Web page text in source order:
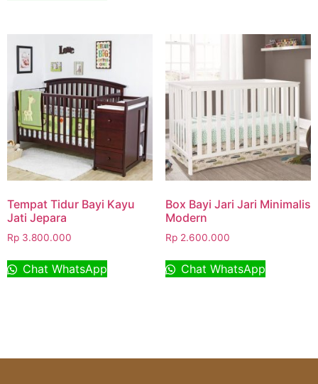
Tempat Tidur Bayi Kayu
Jati Jepara
Rp 3.800.000
Chat WhatsApp
Box Bayi Jari Jari Minimalis
Modern
Rp2.600.000
Chat WhatsApp